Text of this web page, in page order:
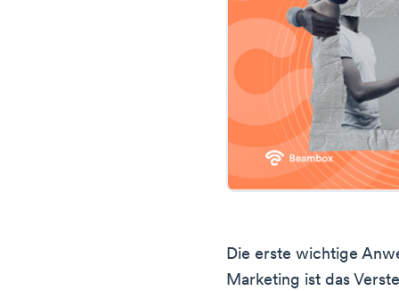
Die erste wichtige
Marketing ist das